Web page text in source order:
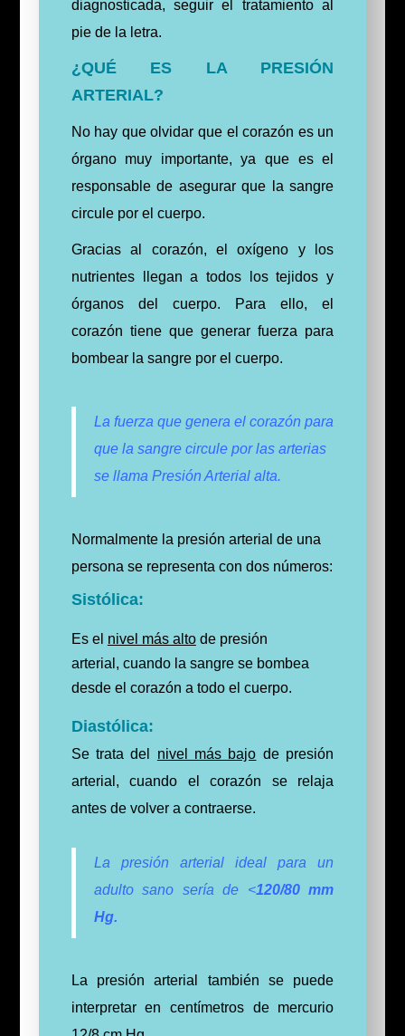
diagnosticada, seguir el tratamiento al
pie de la letra.
¿QUÉ ES LA PRESIÓN
ARTERIAL?
No hay que olvidar que el corazón es un
órgano muy importante, ya que es el
responsable de asegurar que la sangre
circule por el cuerpo.
Gracias al corazón, el oxígeno y los
nutrientes llegan a todos los tejidos y
órganos del cuerpo.
Para ello, el
corazón tiene que generar fuerza para
bombear la sangre por el cuerpo.
La fuerza que genera el corazón para
que la sangre circule por las arterias
se llama Presión Arterial alta.
Normalmente la presión arterial de una
persona se representa con dos números:
Sistólica:
Es el nivel más altode presión
arterial, cuando la sangre se bombea
desde el corazón a todo el cuerpo.
Diastólica:
Se trata del nivel más bajo de presión
arterial, cuando el corazón se relaja
antes de volver a contraerse.
La presión arterial ideal para un
adulto sano sería de <120/80 mm
Hg.
La presión arterial también se puede
interpretar en centímetros de mercurio